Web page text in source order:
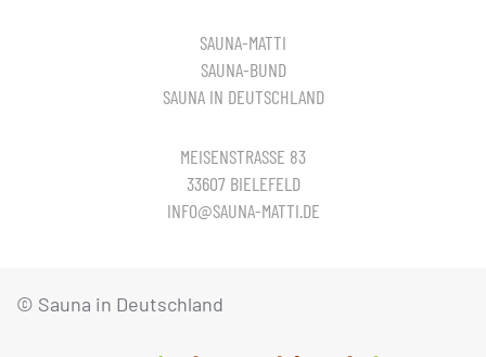
SAUNA-MATTI
SAUNA-BUND
SAUNA IN DEUTSCHLAND
MEISENSTRASSE 83
33607 BIELEFELD
INFO@SAUNA-MATTI.DE
© Sauna in Deutschland